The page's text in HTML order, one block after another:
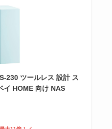
230 ツールレス 設計 ス
イ HOME 向け NAS